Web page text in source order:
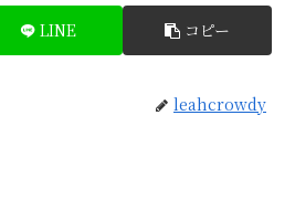
LINE コピー
leahcrowdy